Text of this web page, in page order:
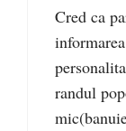
Cred ca
randul